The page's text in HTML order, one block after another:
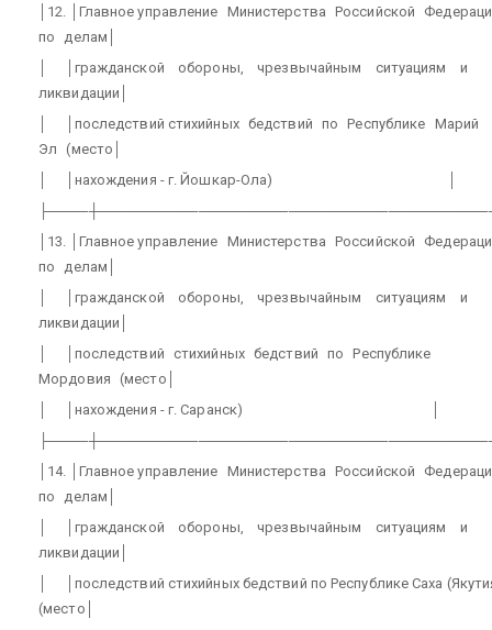
│12. │Главное управление Министерства Российской
по
делам│
│гражданской обороны, чрезвычайным ситуациям
и
ликвидации│
│последствий стихийных бедствий по Республике Марий
Эл
(место│
│нахождения - г. Йошкар-Ола)
│13. │Главное управление Министерства Российской
по
делам│
│гражданской обороны, чрезвычайным ситуациям
и
ликвидации│
│последствий стихийных бедствий по
Республике
Мордовия
(место│
│нахождения - г. Саранск)
│14. │Главное управление Министерства Российской
по
делам│
│гражданской обороны, чрезвычайным ситуациям
и
ликвидации│
│последствий стихийных бедствий по Республике Саха
(место│